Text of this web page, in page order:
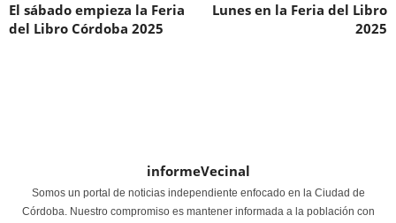
El sábado empieza la Feria
del Libro Córdoba 2025
Lunes en la Feria del Libro
2025
informeVecinal
Somos un portal de noticias independiente enfocado en la Ciudad de
Córdoba. Nuestro compromiso es mantener informada a la población con